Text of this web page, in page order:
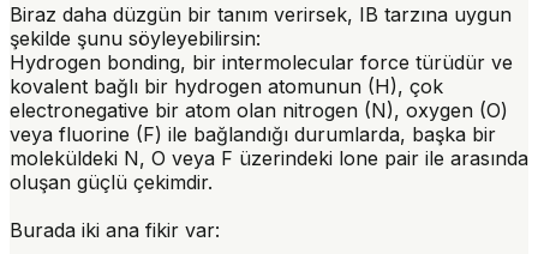
Biraz daha düzgün bir tanım verirsek, IB tarzına uygun
şekilde şunu söyleyebilirsin:
Hydrogen bonding, bir intermolecular force türüdür ve
kovalent bağlı bir hydrogen atomunun (H), çok
electronegative bir atom olan nitrogen (N), oxygen (O)
veya fluorine (F) ile bağlandığı durumlarda, başka bir
moleküldeki N, O veya F üzerindeki lone pair ile arasında
oluşan güçlü çekimdir.
Burada iki ana fikir var: